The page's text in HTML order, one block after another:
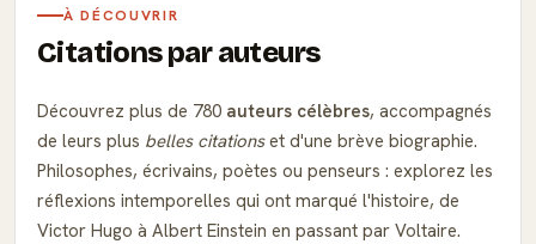
À DÉCOUVRIR
Citations par auteurs
Découvrez plus de 780 auteurs célèbres, accompagnés
de leurs plus belles citationset d'une brève biographie.
Philosophes, écrivains, poètes ou penseurs : explorez les
réflexions intemporelles qui ont marqué l'histoire, de
Victor Hugo à Albert Einstein en passant par Voltaire.